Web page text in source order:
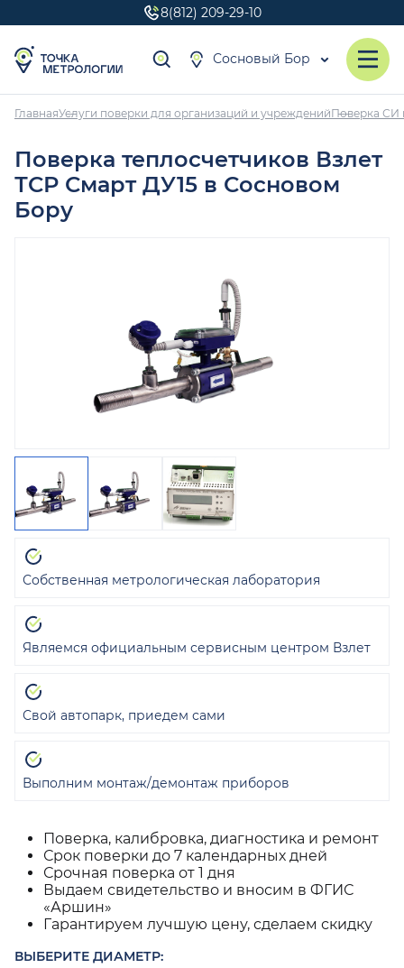
8(812) 209-29-10
Сосновый Бор
ГлавнаяУслуги поверки для организаций и учрежденийПоверка СИ
Поверка теплосчетчиков Взлет
ТСР Смарт ДУ15 в Сосновом
Бору
Поверка, калибровка, диагностика и ремонт
Срок поверки до 7 календарных дней
Срочная поверка от 1 дня
Выдаем свидетельство и вносим в ФГИС
«Аршин»
Гарантируем лучшую цену, сделаем скидку
ВЫБЕРИТЕ ДИАМЕТР:
Собственная метрологическая лаборатория
Являемся официальным сервисным центром Взлет
Свой автопарк, приедем сами
Выполним монтаж/демонтаж приборов